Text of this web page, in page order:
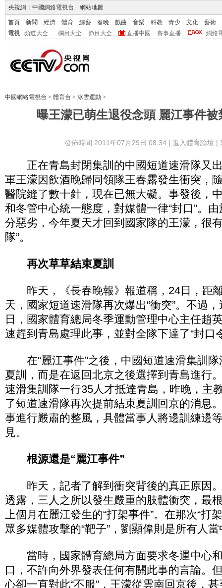
央視網 中國網絡電視台 網站地圖
首頁 新聞 經濟 體育 綜藝 春晚 戲曲 音樂 科教 青少 文化
藝術
電視
頻道大全 欄目大全 節目大全 直播中國 賽事直播 網絡
中國網絡電視台 > 體育台 > 冰雪運動 >
曝王濛已萌生退役念頭 麗江事件被
發佈時間:2011年07月29日 08:34 | 進入體育論壇 |
正在青島封閉集訓的中國短道速滑隊又出
軍王濛因飲酒晚歸同領隊王春露發生衝突，
醫院縫了數十針，現在已無大礙。事發後，
和冬管中心統一態度，對媒體一律“封口”。
分惡劣，今年夏天才回到國家隊的王濛，很
隊”。
再次草草結束夏訓
昨天，《長春晚報》報道稱，24日，距離
天，國家短道速滑隊再次爆出“衝突”。不過
日，國家體育總局冬季運動管理中心主任趙
速趕到青島處理此事，並對全隊下達了“封口
在“麗江事件”之後，中國短道速滑集訓隊
夏訓，而是在返回北京之後選擇到青島進行
速滑集訓隊一行35人才抵達青島，昨晚，主
了短道速滑隊再次提前結束夏訓回京的消息
事進行嚴肅的整風，具體當事人將邊訓練邊
見。
根源還是“麗江事件”
昨天，記者了解到衝突背後的真正原因
透露，三人之所以發生嚴重的肢體衝突，最
上個月在麗江發生的“打架事件”。在那次“打
眾多媒體攻擊的“靶子”，劉顯偉則是所有人
當時，國家體育總局方面要求冬運中心
口，不許向外界發表任何有關此事的言論。
心卻一直對此“不服”，王濛從雲南回京後，